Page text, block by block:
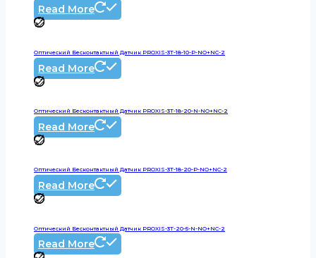
Read More
Оптический Бесконтактный Датчик PROXIS-3T-18-10-P-NO+NC-2
Read More
Оптический Бесконтактный Датчик PROXIS-3T-18-20-N-NO+NC-2
Read More
Оптический Бесконтактный Датчик PROXIS-3T-18-20-P-NO+NC-2
Read More
Оптический Бесконтактный Датчик PROXIS-3T-20-5-N-NO+NC-2
Read More